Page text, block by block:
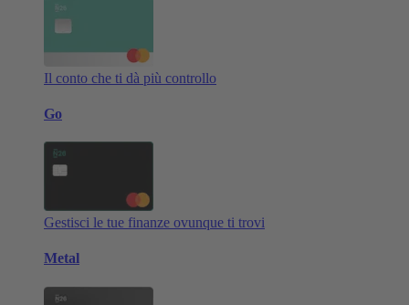
Il conto che ti dà più controllo
Go
Gestisci le tue finanze ovunque ti trovi
Metal